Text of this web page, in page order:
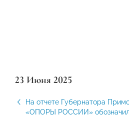
23 Июня 2025
На отчете Губернатора
«ОПОРЫ РОССИИ»